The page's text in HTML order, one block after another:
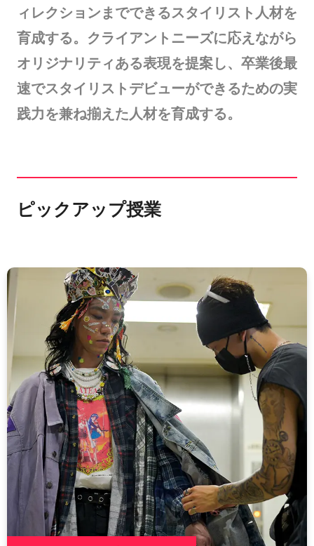
ィレクションまでできるスタイリスト人材を
育成する。クライアントニーズに応えながら
オリジナリティある表現を提案し、卒業後最
速でスタイリストデビューができるための実
践力を兼ね揃えた人材を育成する。
ピックアップ授業